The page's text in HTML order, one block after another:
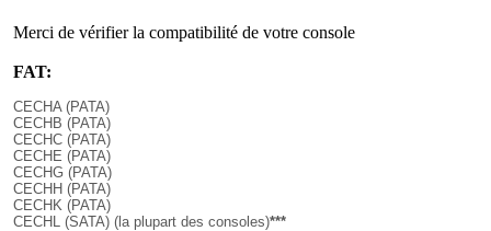
Merci de vérifier la compatibilité de votre console
FAT:
CECHA (PATA)
CECHB (PATA)
CECHC (PATA)
CECHE (PATA)
CECHG (PATA)
CECHH (PATA)
CECHK (PATA)
CECHL (SATA) (la plupart des consoles)***